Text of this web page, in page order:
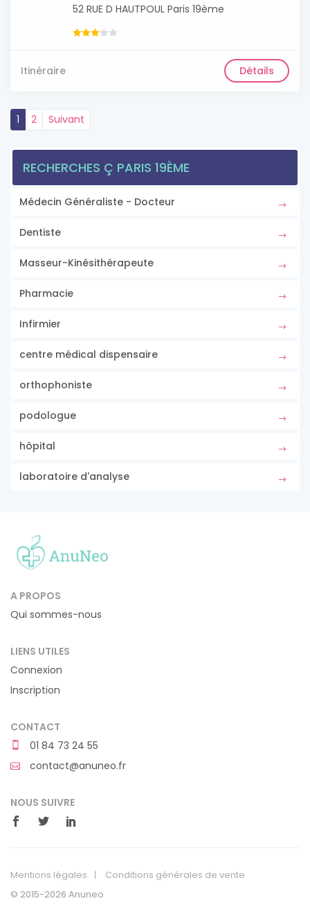
52 RUE D HAUTPOUL Paris 19ème
Itinéraire Détails
1 2 Suivant
RECHERCHES Ç PARIS 19ÈME
Médecin Généraliste - Docteur
Dentiste
Masseur-Kinésithérapeute
Pharmacie
Infirmier
centre médical dispensaire
orthophoniste
podologue
hôpital
laboratoire d'analyse
A PROPOS
Qui sommes-nous
LIENS UTILES
Connexion
Inscription
CONTACT
01 84 73 24 55
contact@anuneo.fr
NOUS SUIVRE
Mentions légales
Conditions générales de vente
© 2015-2026 Anuneo